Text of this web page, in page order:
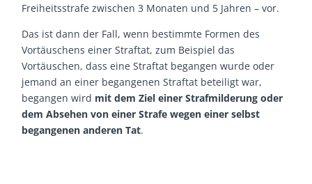
Freiheitsstrafe zwischen 3 Monaten und 5 Jahren – vor.
Das ist dann der Fall, wenn bestimmte Formen des
Vortäuschens einer Straftat, zum Beispiel das
Vortäuschen, dass eine Straftat begangen wurde oder
jemand an einer begangenen Straftat beteiligt war,
begangen wird mit dem Ziel einer Strafmilderung oder
dem Absehen von einer Strafe wegen einer selbst
begangenen anderen Tat.